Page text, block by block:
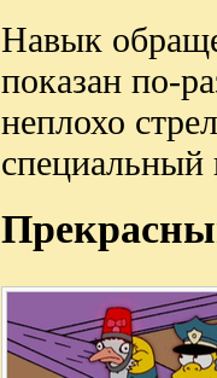
Навык
показан по-
неплохо
специальный